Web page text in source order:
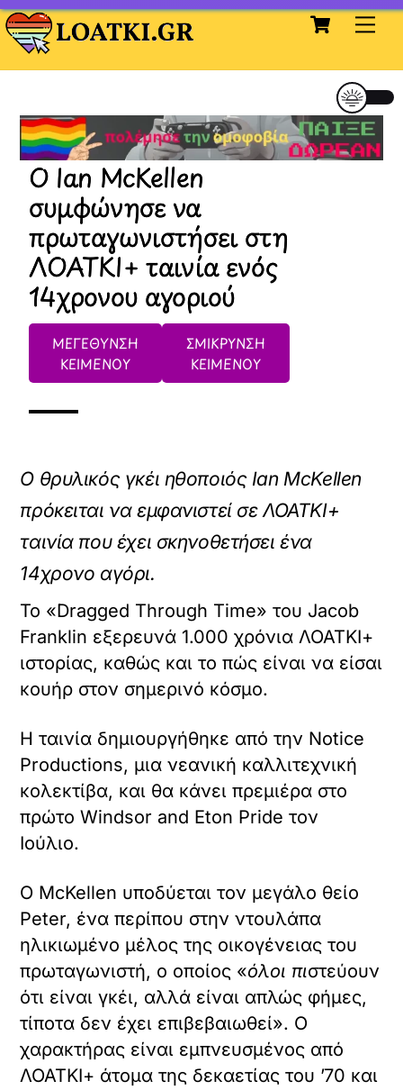
Skip
to
content
Cart
Ο Ian McKellen
συμφώνησε να
πρωταγωνιστήσει στη
ΛΟΑΤΚΙ+ ταινία ενός
14χρονου αγοριού
ΜΕΓΕΘΥΝΣΗ
ΚΕΙΜΕΝΟΥ
ΣΜΙΚΡΥΝΣΗ
ΚΕΙΜΕΝΟΥ
Ο θρυλικός γκέι ηθοποιός Ian McKellen
πρόκειται να εμφανιστεί σε ΛΟΑΤΚΙ+
ταινία που έχει σκηνοθετήσει ένα
14χρονο αγόρι.
Το «Dragged Through Time» του Jacob
Franklin εξερευνά 1.000 χρόνια ΛΟΑΤΚΙ+
ιστορίας, καθώς και το πώς είναι να είσαι
κουήρ στον σημερινό κόσμο.
Η ταινία δημιουργήθηκε από την Notice
Productions, μια νεανική καλλιτεχνική
κολεκτίβα, και θα κάνει πρεμιέρα στο
πρώτο Windsor and Eton Pride τον
Ιούλιο.
Ο McKellen υποδύεται τον μεγάλο θείο
Peter, ένα περίπου στην ντουλάπα
ηλικιωμένο μέλος της οικογένειας του
πρωταγωνιστή, ο οποίος «όλοι πιστεύουν
ότι είναι γκέι, αλλά είναι απλώς φήμες,
τίποτα δεν έχει επιβεβαιωθεί». Ο
χαρακτήρας είναι εμπνευσμένος από
ΛΟΑΤΚΙ+ άτομα της δεκαετίας του ’70 και